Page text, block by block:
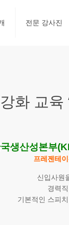
전문 강사진
교육
생산성본부
프레젠테
신입사원
경력
기본적인 스피